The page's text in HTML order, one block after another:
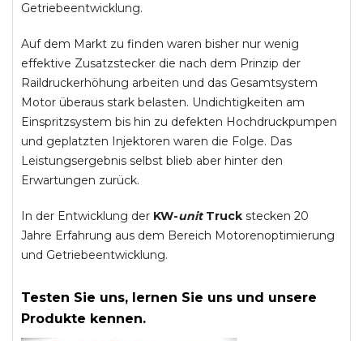
Getriebeentwicklung.
Auf dem Markt zu finden waren bisher nur wenig
effektive Zusatzstecker die nach dem Prinzip der
Raildruckerhöhung arbeiten und das Gesamtsystem
Motor überaus stark belasten. Undichtigkeiten am
Einspritzsystem bis hin zu defekten Hochdruckpumpen
und geplatzten Injektoren waren die Folge. Das
Leistungsergebnis selbst blieb aber hinter den
Erwartungen zurück.
In der Entwicklung der KW-unitTruck stecken 20
Jahre Erfahrung aus dem Bereich Motorenoptimierung
und Getriebeentwicklung.
Testen Sie uns, lernen Sie uns und unsere
Produkte kennen.